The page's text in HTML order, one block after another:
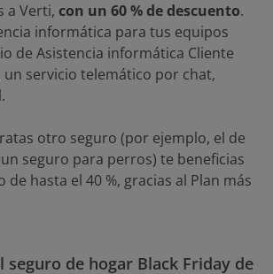
a Verti, con un 60 % de descuento.
informática para tus equipos
de Asistencia informática Cliente
un servicio telemático por chat,
otro seguro (por ejemplo, el de
seguro para perros) te beneficias
de hasta el 40 %, gracias al Plan más
seguro de hogar Black Friday de